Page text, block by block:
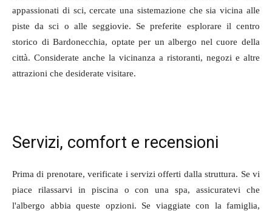
appassionati di sci, cercate una sistemazione che sia vicina alle
piste da sci o alle seggiovie. Se preferite esplorare il centro
storico di Bardonecchia, optate per un albergo nel cuore della
città. Considerate anche la vicinanza a ristoranti, negozi e altre
attrazioni che desiderate visitare.
Servizi, comfort e recensioni
Prima di prenotare, verificate i servizi offerti dalla struttura. Se vi
piace rilassarvi in piscina o con una spa, assicuratevi che
l'albergo abbia queste opzioni. Se viaggiate con la famiglia,